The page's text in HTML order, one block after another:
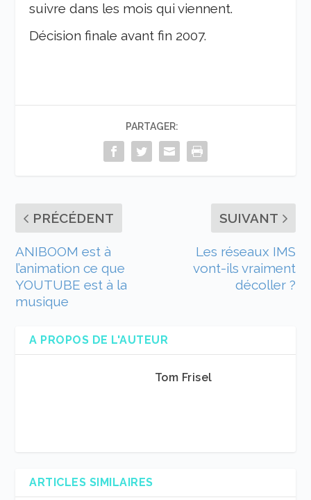
suivre dans les mois qui viennent.
Décision finale avant fin 2007.
PARTAGER:
PRÉCÉDENT
ANIBOOM est à
l’animation ce que
YOUTUBE est à la
musique
SUIVANT
Les réseaux IMS
vont-ils vraiment
décoller ?
A PROPOS DE L'AUTEUR
Tom Frisel
ARTICLES SIMILAIRES